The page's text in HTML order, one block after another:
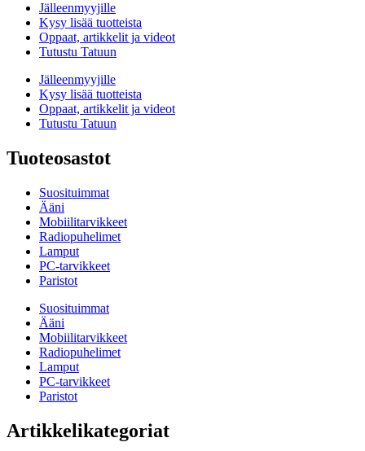
Jälleenmyyjille
Kysy lisää tuotteista
Oppaat, artikkelit ja videot
Tutustu Tatuun
Jälleenmyyjille
Kysy lisää tuotteista
Oppaat, artikkelit ja videot
Tutustu Tatuun
Tuoteosastot
Suosituimmat
Ääni
Mobiilitarvikkeet
Radiopuhelimet
Lamput
PC-tarvikkeet
Paristot
Suosituimmat
Ääni
Mobiilitarvikkeet
Radiopuhelimet
Lamput
PC-tarvikkeet
Paristot
Artikkelikategoriat